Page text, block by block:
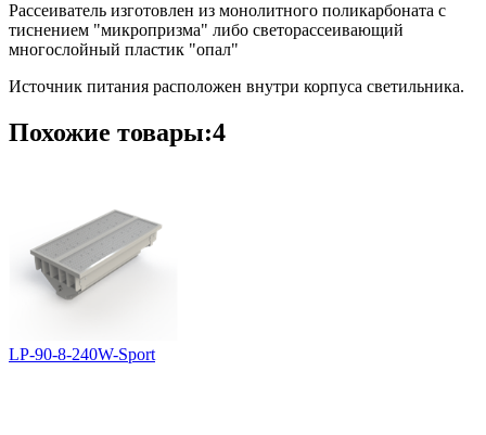
Рассеиватель изготовлен из монолитного поликарбоната с
тиснением "микропризма" либо светорассеивающий
многослойный пластик "опал"
Источник питания расположен внутри корпуса светильника.
Похожие товары:4
LP-90-8-240W-Sport